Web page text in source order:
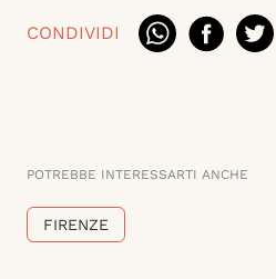
CONDIVIDI
POTREBBE INTERESSARTI ANCHE
FIRENZE